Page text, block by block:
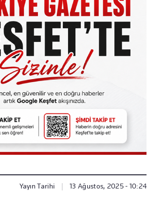
Yayın Tarihi 13 Ağustos, 2025 - 10:24